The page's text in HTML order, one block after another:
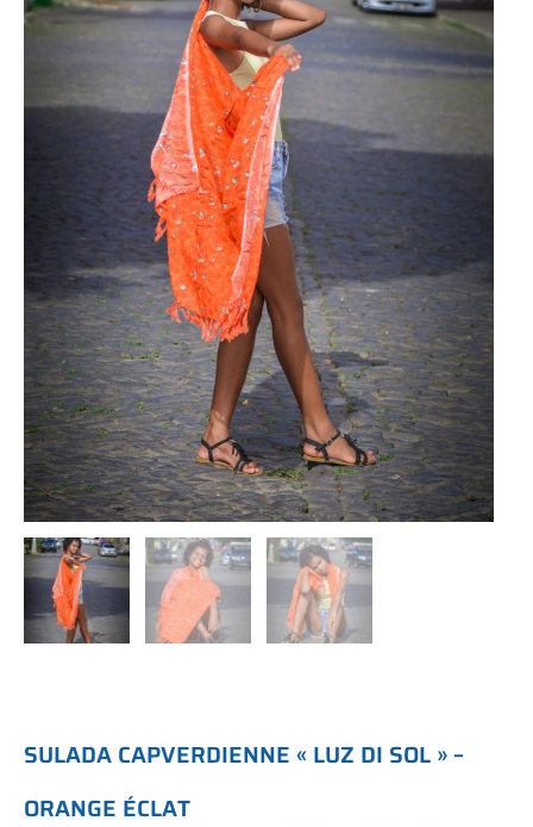
SULADA CAPVERDIENNE « LUZ DI SOL » –
ORANGE ÉCLAT